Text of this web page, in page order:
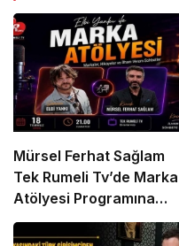
Mürsel Ferhat Sağlam
Tek Rumeli Tv’de Marka
Atölyesi Programına
Konuk Oldu